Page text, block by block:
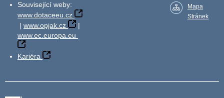
Související weby:
www.dotaceeu.cz
| www.opjak.cz
|
www.ec.europa.eu
Kariéra
Mapa
Stránek